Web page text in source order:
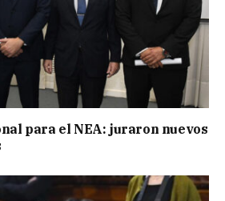
para el NEA: juraron nuevos